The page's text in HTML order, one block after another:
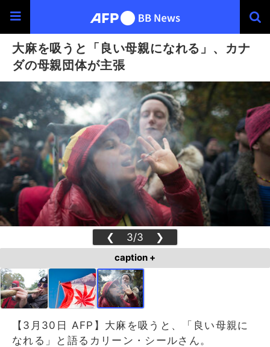
大麻を吸うと「良い母親になれる」、カナ
ダの母親団体が主張
❮ 3/3 ❯
caption +
【3月30日 AFP】大麻を吸うと、「良い母親に
なれる」と語るカリーン・シールさん。